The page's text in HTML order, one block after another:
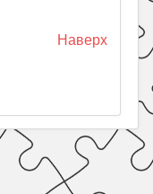
Наверх